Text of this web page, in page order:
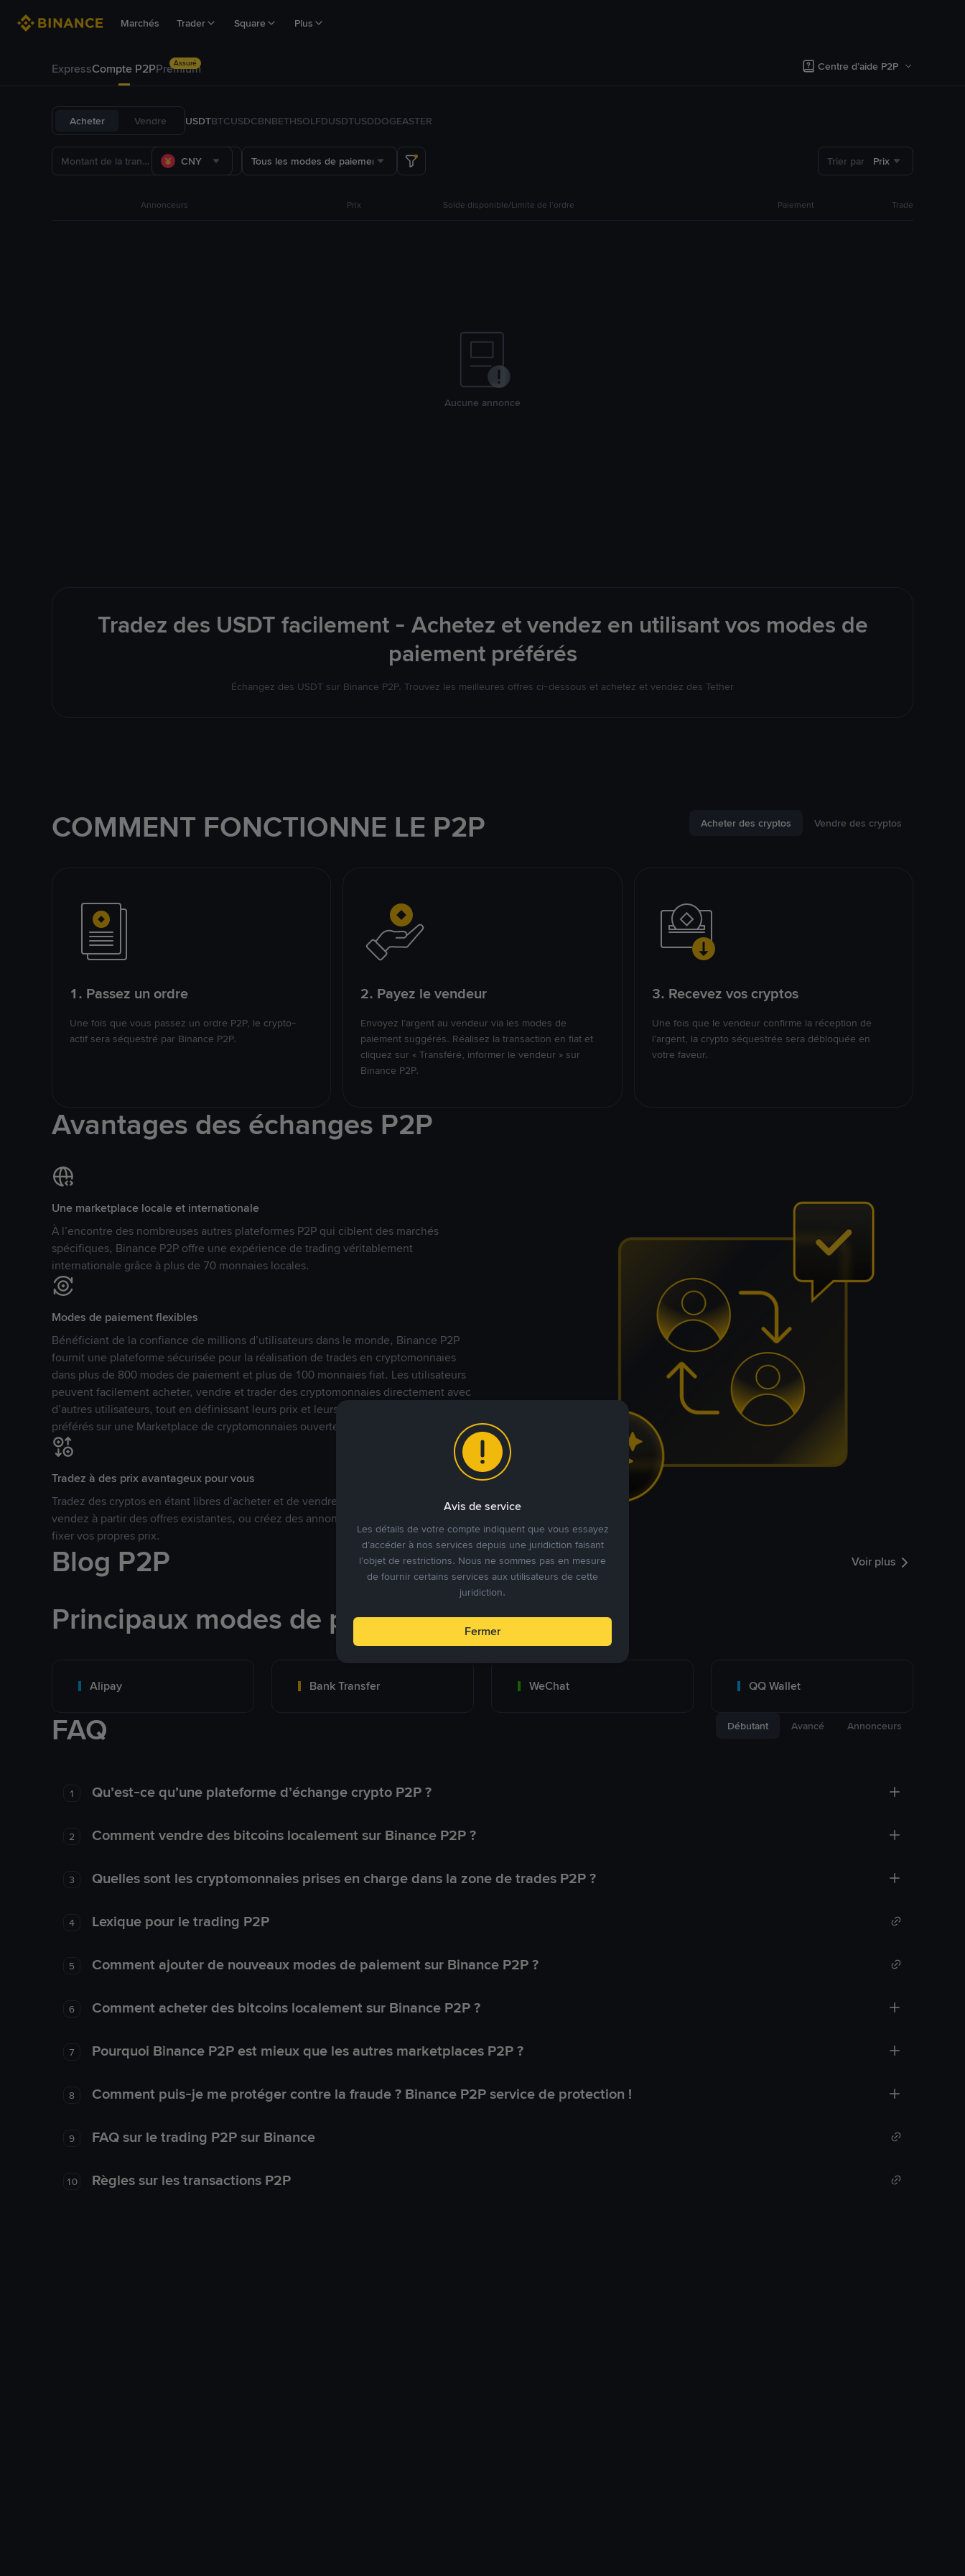
Marchés Trader Square Plus
ExpressCompte P2PPremium
Assuré Centre d’aide P2P
Acheter Vendre USDTBTCUSDCBNBETHSOLFDUSDTUSDDOGEASTER
CNY Tous les modes de paiement Trier par Prix
Annonceurs Prix Solde disponible/Limite de l’ordre Paiement Trade
Aucune annonce
Tradez des USDT facilement - Achetez et vendez en utilisant vos modes de
paiement préférés
Échangez des USDT sur Binance P2P. Trouvez les meilleures offres ci-dessous et achetez et vendez des Tether
COMMENT FONCTIONNE LE P2P Acheter des cryptos Vendre des cryptos
1. Passez un ordre
Une fois que vous passez un ordre P2P, le crypto-
actif sera séquestré par Binance P2P.
2. Payez le vendeur
Envoyez l’argent au vendeur via les modes de
paiement suggérés. Réalisez la transaction en fiat et
cliquez sur « Transféré, informer le vendeur » sur
Binance P2P.
3. Recevez vos cryptos
Une fois que le vendeur confirme la réception de
l’argent, la crypto séquestrée sera débloquée en
votre faveur.
Avantages des échanges P2P
Une marketplace locale et internationale
À l’encontre des nombreuses autres plateformes P2P qui ciblent des marchés
spécifiques, Binance P2P offre une expérience de trading véritablement
internationale grâce à plus de 70 monnaies locales.
Modes de paiement flexibles
Bénéficiant de la confiance de millions d’utilisateurs dans le monde, Binance P2P
fournit une plateforme sécurisée pour la réalisation de trades en cryptomonnaies
dans plus de 800 modes de paiement et plus de 100 monnaies fiat. Les utilisateurs
peuvent facilement acheter, vendre et trader des cryptomonnaies directement avec
d’autres utilisateurs, tout en définissant leurs prix et leurs modes de paiement
préférés sur une Marketplace de cryptomonnaies ouverte.
Tradez à des prix avantageux pour vous
Tradez des cryptos en étant libres d’acheter et de vendre à votre prix. Achetez ou
vendez à partir des offres existantes, ou créez des annonces commerciales pour
fixer vos propres prix.
Blog P2P Voir plus
Principaux modes de paiement
Alipay Bank Transfer WeChat QQ Wallet
FAQ Débutant Avancé Annonceurs
1 Qu’est-ce qu’une plateforme d’échange crypto P2P ?
2 Comment vendre des bitcoins localement sur Binance P2P ?
3 Quelles sont les cryptomonnaies prises en charge dans la zone de trades P2P ?
4 Lexique pour le trading P2P
5 Comment ajouter de nouveaux modes de paiement sur Binance P2P ?
6 Comment acheter des bitcoins localement sur Binance P2P ?
7 Pourquoi Binance P2P est mieux que les autres marketplaces P2P ?
8 Comment puis-je me protéger contre la fraude ? Binance P2P service de protection !
9 FAQ sur le trading P2P sur Binance
10 Règles sur les transactions P2P
Avis de service
Les détails de votre compte indiquent que vous essayez
d’accéder à nos services depuis une juridiction faisant
l’objet de restrictions. Nous ne sommes pas en mesure
de fournir certains services aux utilisateurs de cette
juridiction.
Fermer